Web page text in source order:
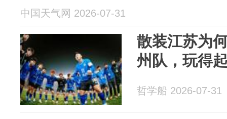
中国天气网 2026-07-31
散装江苏为
州队，玩得
哲学船 2026-07-31